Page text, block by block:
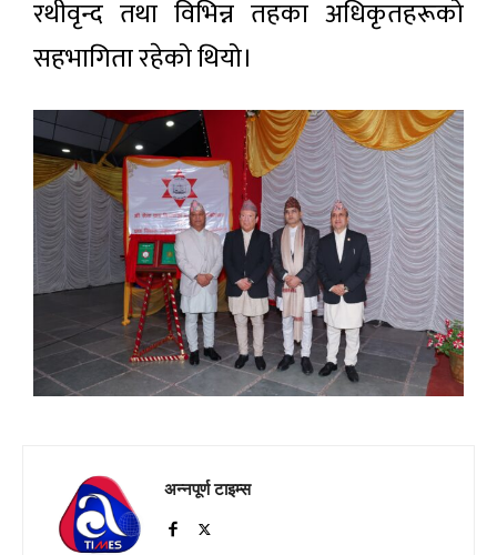
रथीवृन्द तथा विभिन्न तहका अधिकृतहरूको
सहभागिता रहेको थियो।
अन्नपूर्ण टाइम्स